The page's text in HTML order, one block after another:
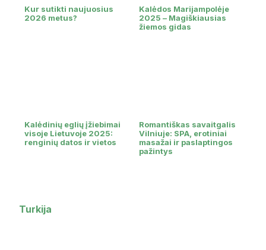
Kur sutikti naujuosius
2026 metus?
Kalėdos Marijampolėje
2025 – Magiškiausias
žiemos gidas
Kalėdinių eglių įžiebimai
visoje Lietuvoje 2025:
renginių datos ir vietos
Romantiškas savaitgalis
Vilniuje: SPA, erotiniai
masažai ir paslaptingos
pažintys
Turkija